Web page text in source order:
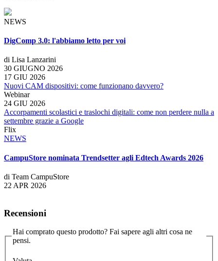
NEWS
DigComp 3.0: l'abbiamo letto per voi
di Lisa Lanzarini
30 GIUGNO 2026
17 GIU 2026
Nuovi CAM dispositivi: come funzionano davvero?
Webinar
24 GIU 2026
Accorpamenti scolastici e traslochi digitali: come non perdere nulla a
settembre grazie a Google
Flix
NEWS
CampuStore nominata Trendsetter agli Edtech Awards 2026
di Team CampuStore
22 APR 2026
Recensioni
Hai comprato questo prodotto? Fai sapere agli altri cosa ne
pensi.